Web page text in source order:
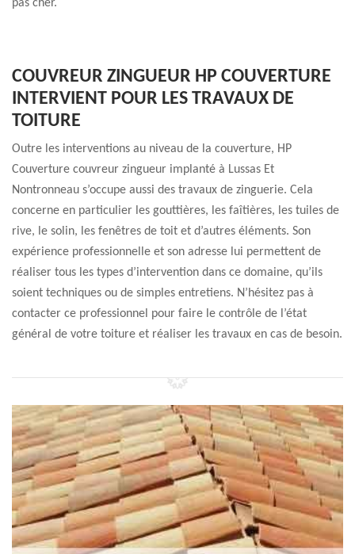
pas cher.
COUVREUR ZINGUEUR HP COUVERTURE
INTERVIENT POUR LES TRAVAUX DE
TOITURE
Outre les interventions au niveau de la couverture, HP
Couverture couvreur zingueur implanté à Lussas Et
Nontronneau s’occupe aussi des travaux de zinguerie. Cela
concerne en particulier les gouttières, les faîtières, les tuiles de
rive, le solin, les fenêtres de toit et d’autres éléments. Son
expérience professionnelle et son adresse lui permettent de
réaliser tous les types d’intervention dans ce domaine, qu’ils
soient techniques ou de simples entretiens. N’hésitez pas à
contacter ce professionnel pour faire le contrôle de l’état
général de votre toiture et réaliser les travaux en cas de besoin.